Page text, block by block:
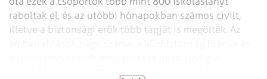
raboltak el, és az utóbbi hónapokban számos civilt,
illetve a biztonsági erők több tagját is megölték. Az